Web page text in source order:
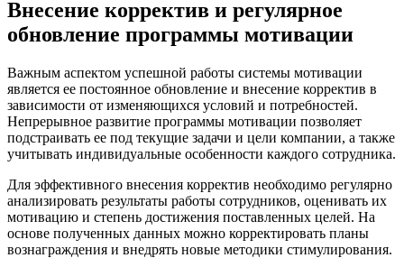
Внесение корректив и регулярное
обновление программы мотивации
Важным аспектом успешной работы системы мотивации
является ее постоянное обновление и внесение корректив в
зависимости от изменяющихся условий и потребностей.
Непрерывное развитие программы мотивации позволяет
подстраивать ее под текущие задачи и цели компании, а также
учитывать индивидуальные особенности каждого сотрудника.
Для эффективного внесения корректив необходимо регулярно
анализировать результаты работы сотрудников, оценивать их
мотивацию и степень достижения поставленных целей. На
основе полученных данных можно корректировать планы
вознаграждения и внедрять новые методики стимулирования.